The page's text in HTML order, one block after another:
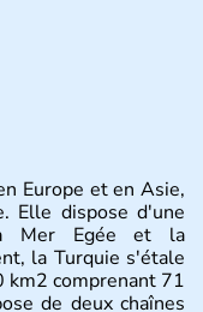
Europe et en Asie,
Elle dispose d'une
Mer Egée et la
la Turquie s'étale
km2 comprenant 71
de deux chaînes